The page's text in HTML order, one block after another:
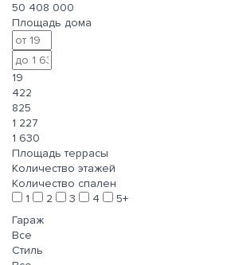
50 408 000
Площадь дома
19
422
825
1 227
1 630
Площадь террасы
Количество этажей
Количество спален
1
2 3 4
5+
Гараж
Все
Стиль